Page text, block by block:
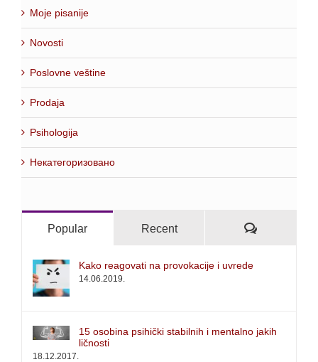
Moje pisanije
Novosti
Poslovne veštine
Prodaja
Psihologija
Некатегоризовано
Popular Recent Comments
Kako reagovati na provokacije i uvrede
14.06.2019.
15 osobina psihički stabilnih i mentalno jakih
ličnosti
18.12.2017.